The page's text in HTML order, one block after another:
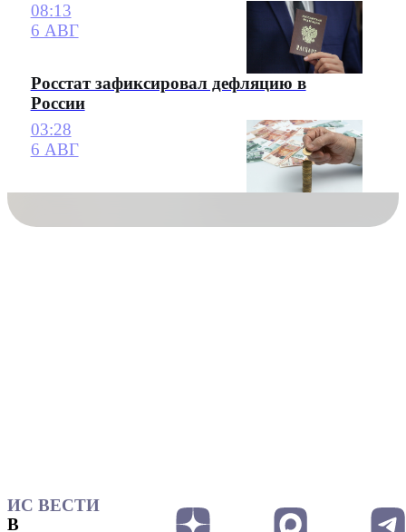
08:13
6 АВГ
Росстат зафиксировал дефляцию в
России
03:28
6 АВГ
ИС ВЕСТИ
В